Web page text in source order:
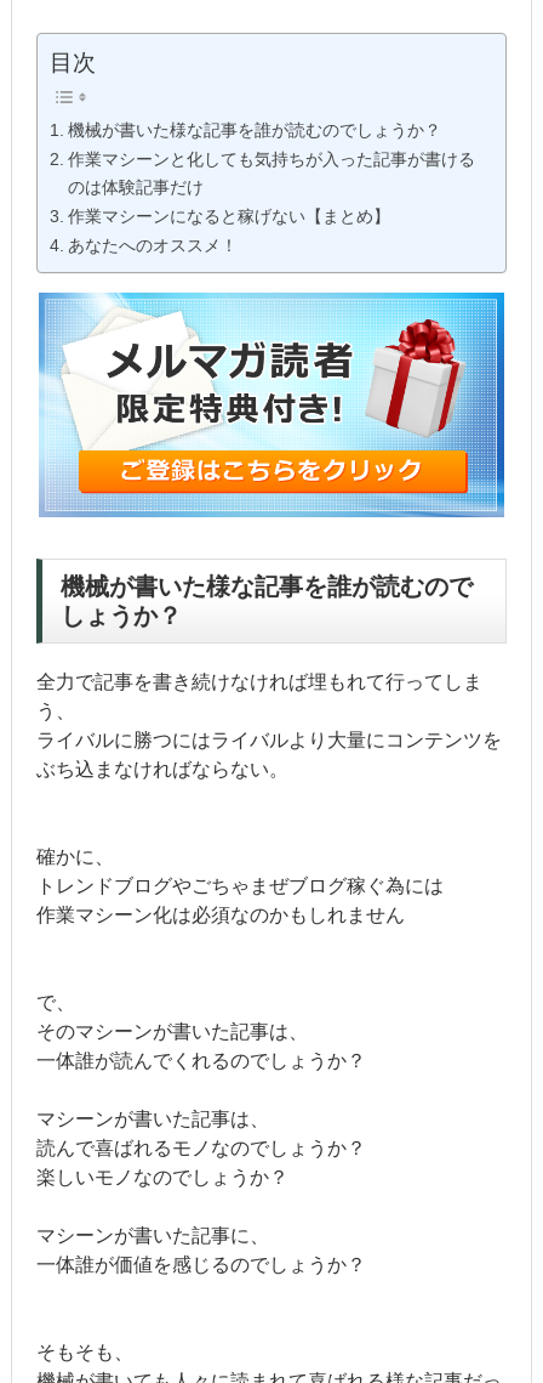
目次
機械が書いた様な記事を誰が読むのでしょうか？
作業マシーンと化しても気持ちが入った記事が書ける
のは体験記事だけ
作業マシーンになると稼げない【まとめ】
あなたへのオススメ！
機械が書いた様な記事を誰が読むので
しょうか？
全力で記事を書き続けなければ埋もれて行ってしま
う、
ライバルに勝つにはライバルより大量にコンテンツを
ぶち込まなければならない。
確かに、
トレンドブログやごちゃまぜブログ稼ぐ為には
作業マシーン化は必須なのかもしれません
で、
そのマシーンが書いた記事は、
一体誰が読んでくれるのでしょうか？
マシーンが書いた記事は、
読んで喜ばれるモノなのでしょうか？
楽しいモノなのでしょうか？
マシーンが書いた記事に、
一体誰が価値を感じるのでしょうか？
そもそも、